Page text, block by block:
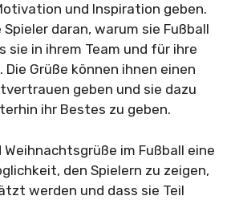
und Inspiration geben.
Spieler daran, warum sie Fußball
sie in ihrem Team und für ihre
Die Grüße können ihnen einen
geben und sie dazu
ihr Bestes zu geben.
im Fußball eine
den Spielern zu zeigen,
werden und dass sie Teil